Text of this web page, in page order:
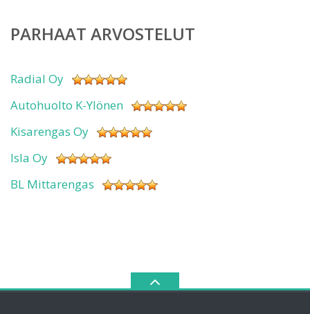
PARHAAT ARVOSTELUT
Radial Oy
Autohuolto K-Ylönen
Kisarengas Oy
Isla Oy
BL Mittarengas